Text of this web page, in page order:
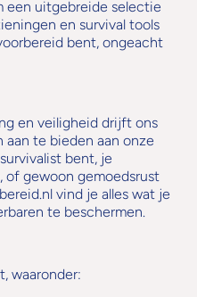
een uitgebreide selectie
en survival tools
bent, ongeacht
en veiligheid drijft ons
te bieden aan onze
bent, je
of gewoon gemoedsrust
vind je alles wat je
te beschermen.
waaronder: